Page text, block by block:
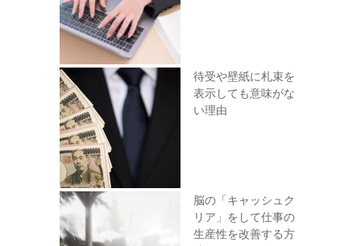
待受や壁紙に札束を
表示しても意味がな
い理由
脳の「キャッシュク
リア」をして仕事の
生産性を改善する方